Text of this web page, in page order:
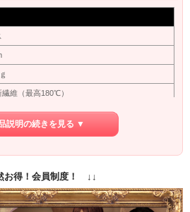
繊維（最高180℃）
ネットに入れて出来るだけ太陽にあたらない暗
ろで保管してください。長い間使わない場合は
障／10日間の返品保障
真はできる限り実物の色に近づけるよう加工し
明により実際の商品とは色味が異なる場合があ
。
説明の続きを見る ▼
得！会員制度！ ↓↓